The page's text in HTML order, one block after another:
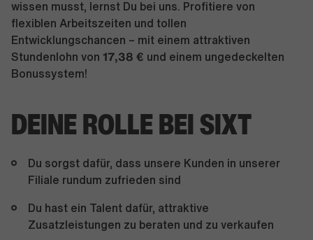
wissen musst, lernst Du bei uns. Profitiere von
flexiblen Arbeitszeiten und tollen
Entwicklungschancen – mit einem attraktiven
Stundenlohn von 17,38 € und einem ungedeckelten
Bonussystem!
DEINE ROLLE BEI SIXT
Du sorgst dafür, dass unsere Kunden in unserer
Filiale rundum zufrieden sind
Du hast ein Talent dafür, attraktive
Zusatzleistungen zu beraten und zu verkaufen